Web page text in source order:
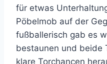
für etwas
Pöbelmob auf der
fußballerisch gab es
bestaunen und beide
klare Torchancen